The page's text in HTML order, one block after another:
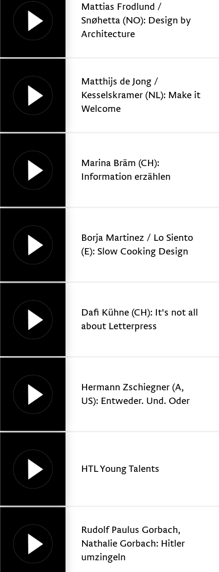
Mattias Frodlund /
Snøhetta (NO): Design by
Architecture
Matthijs de Jong /
Kesselskramer (NL): Make it
Welcome
Marina Bräm (CH):
Information erzählen
Borja Martinez / Lo Siento
(E): Slow Cooking Design
Dafi Kühne (CH): It's not all
about Letterpress
Hermann Zschiegner (A,
US): Entweder. Und. Oder
HTL Young Talents
Rudolf Paulus Gorbach,
Nathalie Gorbach: Hitler
umzingeln